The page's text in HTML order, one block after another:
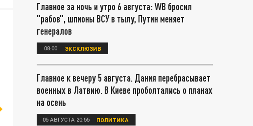
Главное за ночь и утро 6 августа: WB бросил
"рабов", шпионы ВСУ в тылу, Путин меняет
генералов
08:00 ЭКСКЛЮЗИВ
Главное к вечеру 5 августа. Дания перебрасывает
военных в Латвию. В Киеве проболтались о планах
на осень
05 АВГУСТА 20:55 ПОЛИТИКА